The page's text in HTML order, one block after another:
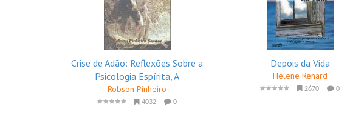
Crise de Adão: Reflexões Sobre a
Psicologia Espírita, A
Robson Pinheiro
4032 0
Depois da Vida
Helene Renard
2670 0